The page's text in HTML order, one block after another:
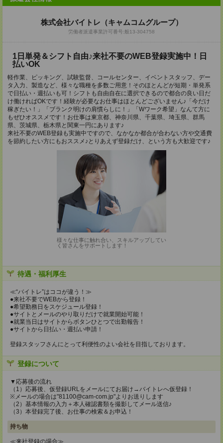
株式会社バイトレ（キャムコムグループ）
労働者派遣事業許可番号:般13-304758
1日単発＆シフト自由♪来社不要のWEB登録実施中！日
払いOK
軽作業、ピッキング、試験監督、コールセンター、イベントスタッフ、デー
タ入力、製造など、様々な職種を多数ご用意！そのほとんどが短期・単発系
で日払い・週払いも可！シフトも自由自在に選択できるので都合の良い日だ
け働ければOKです！経験が必要なお仕事はほとんどございません♪「今だけ
稼ぎたい！」「ブランク明けの肩慣らしに！」「Wワーク希望」なんて方に
もぜひオススメです！お仕事は東京都、神奈川県、千葉県、埼玉県、群馬
県、茨城県、栃木県と関東一円にあります♪
来社不要のWEB登録も実施中ですので、なかなか都合が合わない方や交通費
を節約したい方にもおススメ♪とりあえず登録だけ、という方も大歓迎です♪
様々な仕事に触れ合い、スキルアップしてい
く皆さんをサポートします！
待遇・福利厚生
≪“バイトレ”はココが違う！≫
●来社不要でWEBから登録！
●希望勤務日をスケジュール登録！
●サイトとメールのやり取りだけで就業開始可能！
●就業当日はサイトからボタンひとつで出勤報告！
●サイトから日払い・週払い申請！
登録スタッフさんにとって利便性のよい会社を目指しております。
登録について
▼応募後の流れ
（1）応募後、仮登録URLをメールにてお届け→バイトレへ仮登録！
※メールの場合は"81100@cam-com.jp"よりお送りします
（2）基本情報の入力＋本人確認書類を撮影してメール送信♪
（3）本登録完了後、お仕事の検索＆お申込！
持ち物
≪来社登録の場合≫